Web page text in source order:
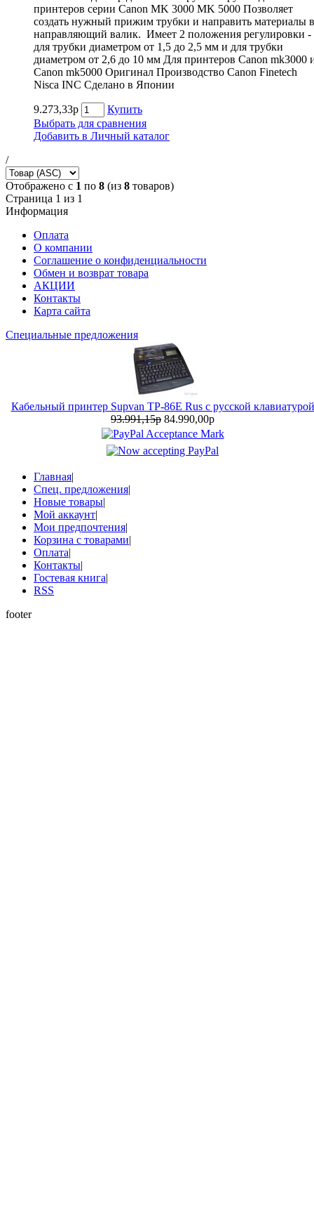
принтеров серии Canon MK 3000 MK 5000 Позволяет
создать нужный прижим трубки и направить материалы в
направляющий валик. Имеет 2 положения регулировки -
для трубки диаметром от 1,5 до 2,5 мм и для трубки
диаметром от 2,6 до 10 мм Для принтеров Canon mk3000
Canon mk5000 Оригинал Производство Canon Finetech
Nisca INC Сделано в Японии
9.273,33р
Купить
Выбрать для сравнения
Добавить в Личный каталог
/
Отображено с 1 по 8 (из 8 товаров)
Страница 1 из 1
Информация
Оплата
О компании
Соглашение о конфиденциальности
Обмен и возврат товара
АКЦИИ
Контакты
Карта сайта
Специальные предложения
Кабельный принтер Supvan TP-86E Rus с русской клавиатурой
93.991,15р 84.990,00р
Главная|
Спец. предложения|
Новые товары|
Мой аккаунт|
Мои предпочтения|
Корзина с товарами|
Оплата|
Контакты|
Гостевая книга|
RSS
footer